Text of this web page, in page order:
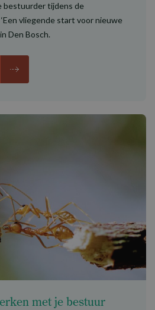
bestuurder tijdens de
vliegende start voor nieuwe
Den Bosch.
met je bestuur